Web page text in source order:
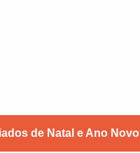
de Natal e Ano Novo